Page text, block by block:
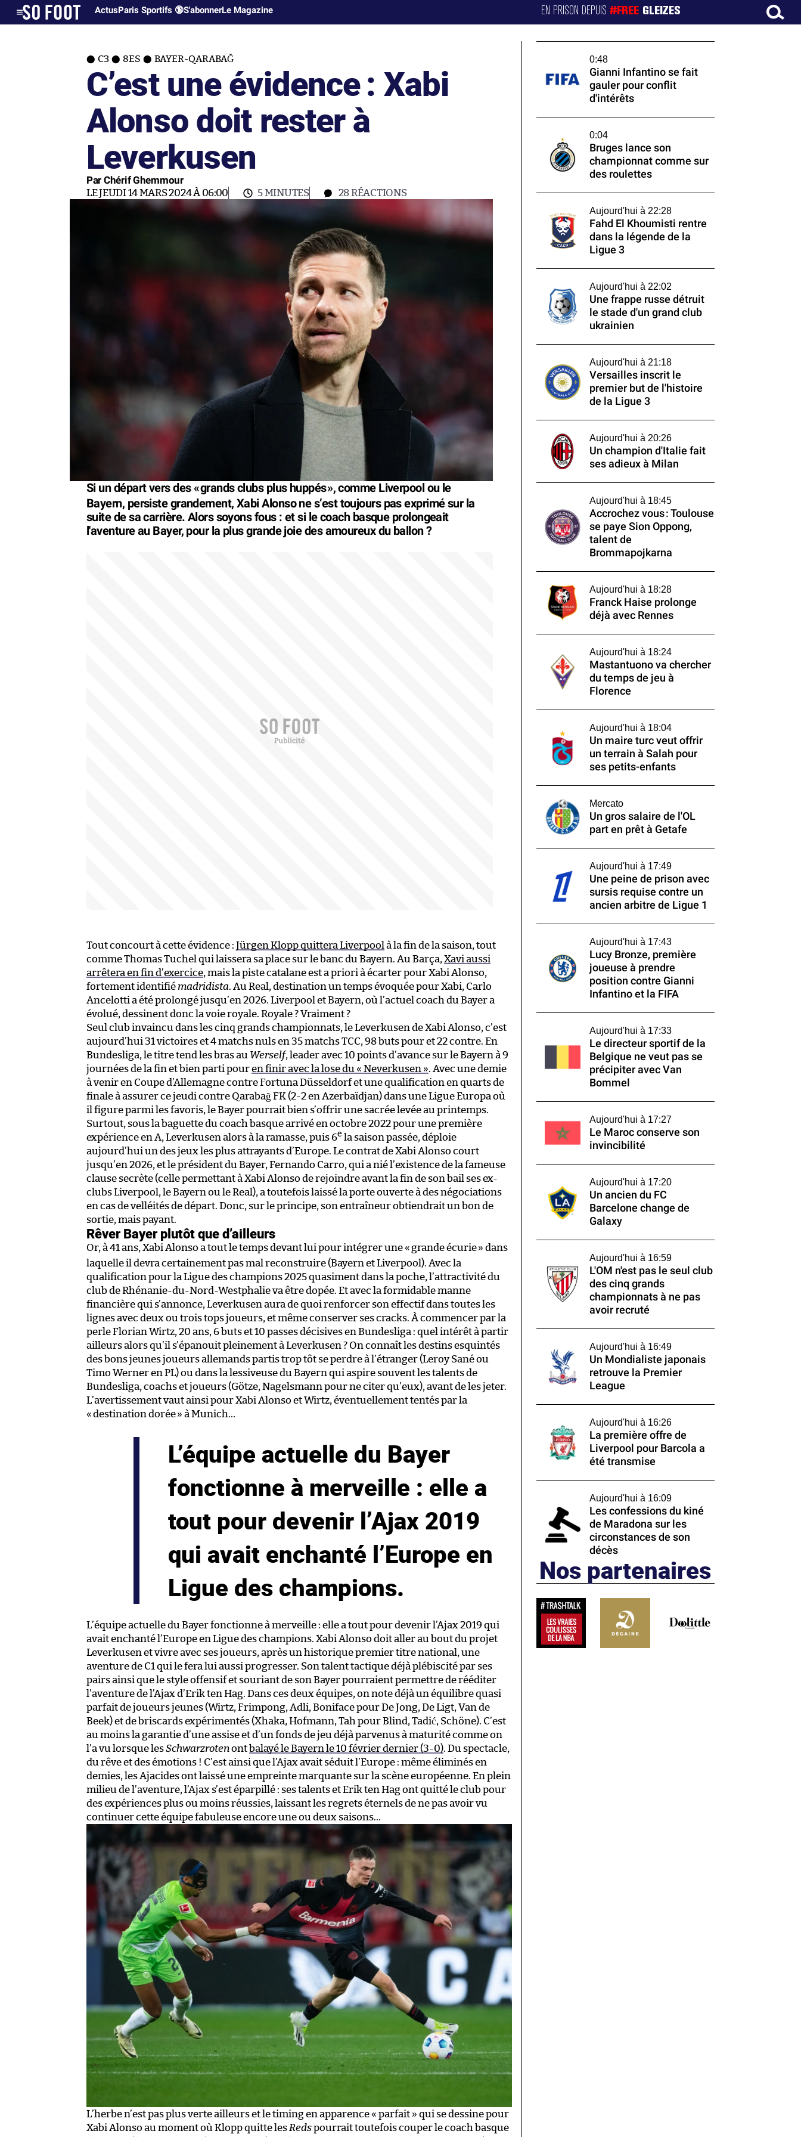
ActusParis Sportifs 🔞S'abonnerLe Magazine EN PRISON DEPUIS#FREE GLEIZES
C3 8ES BAYER-QARABAĞ
C’est une évidence : Xabi
Alonso doit rester à
Leverkusen
Par Chérif Ghemmour
LE JEUDI 14 MARS 2024 À 06:00 5 MINUTES 28RÉACTIONS
Si un départ vers des «grands clubs plus huppés», comme Liverpool ou le
Bayern, persiste grandement, Xabi Alonso ne s’est toujours pas exprimé sur la
suite de sa carrière. Alors soyons fous : et si le coach basque prolongeait
l'aventure au Bayer, pour la plus grande joie des amoureux du ballon ?
Tout concourt à cette évidence : Jürgen Klopp quittera Liverpool à la fin de la saison, tout
comme Thomas Tuchel qui laissera sa place sur le banc du Bayern. Au Barça, Xavi aussi
arrêtera en fin d’exercice, mais la piste catalane est a priori à écarter pour Xabi Alonso,
fortement identifié madridista. Au Real, destination un temps évoquée pour Xabi, Carlo
Ancelotti a été prolongé jusqu’en 2026. Liverpool et Bayern, où l’actuel coach du Bayer a
évolué, dessinent donc la voie royale. Royale ? Vraiment ?
Seul club invaincu dans les cinq grands championnats, le Leverkusen de Xabi Alonso, c’est
aujourd’hui 31 victoires et 4 matchs nuls en 35 matchs TCC, 98 buts pour et 22 contre. En
Bundesliga, le titre tend les bras au Werself, leader avec 10 points d’avance sur le Bayern à 9
journées de la fin et bien parti pouren finir avec la lose du « Neverkusen ». Avec une demie
à venir en Coupe d’Allemagne contre Fortuna Düsseldorf et une qualification en quarts de
finale à assurer ce jeudi contre Qarabağ FK (2-2 en Azerbaïdjan) dans une Ligue Europa où
il figure parmi les favoris, le Bayer pourrait bien s’offrir une sacrée levée au printemps.
Surtout, sous la baguette du coach basque arrivé en octobre 2022 pour une première
expérience en A, Leverkusen alors à la ramasse, puis 6e la saison passée, déploie
aujourd’hui un des jeux les plus attrayants d’Europe. Le contrat de Xabi Alonso court
jusqu’en 2026, et le président du Bayer, Fernando Carro, qui a nié l’existence de la fameuse
clause secrète (celle permettant à Xabi Alonso de rejoindre avant la fin de son bail ses ex-
clubs Liverpool, le Bayern ou le Real), a toutefois laissé la porte ouverte à des négociations
en cas de velléités de départ. Donc, sur le principe, son entraîneur obtiendrait un bon de
sortie, mais payant.
Rêver Bayer plutôt que d’ailleurs
Or, à 41 ans, Xabi Alonso a tout le temps devant lui pour intégrer une «grande écurie» dans
laquelle il devra certainement pas mal reconstruire (Bayern et Liverpool). Avec la
qualification pour la Ligue des champions 2025 quasiment dans la poche, l’attractivité du
club de Rhénanie-du-Nord-Westphalie va être dopée. Et avec la formidable manne
financière qui s’annonce, Leverkusen aura de quoi renforcer son effectif dans toutes les
lignes avec deux ou trois tops joueurs, et même conserver ses cracks. À commencer par la
perle Florian Wirtz, 20 ans, 6 buts et 10 passes décisives en Bundesliga : quel intérêt à partir
ailleurs alors qu’il s’épanouit pleinement à Leverkusen ? On connaît les destins esquintés
des bons jeunes joueurs allemands partis trop tôt se perdre à l’étranger (Leroy Sané ou
Timo Werner en PL) ou dans la lessiveuse du Bayern qui aspire souvent les talents de
Bundesliga, coachs et joueurs (Götze, Nagelsmann pour ne citer qu’eux), avant de les jeter.
L’avertissement vaut ainsi pour Xabi Alonso et Wirtz, éventuellement tentés par la
«destination dorée» à Munich…
L’équipe actuelle du Bayer
fonctionne à merveille : elle a
tout pour devenir l’Ajax 2019
qui avait enchanté l’Europe en
Ligue des champions.
L’équipe actuelle du Bayer fonctionne à merveille : elle a tout pour devenir l’Ajax 2019 qui
avait enchanté l’Europe en Ligue des champions. Xabi Alonso doit aller au bout du projet
Leverkusen et vivre avec ses joueurs, après un historique premier titre national, une
aventure de C1 qui le fera lui aussi progresser. Son talent tactique déjà plébiscité par ses
pairs ainsi que le style offensif et souriant de son Bayer pourraient permettre de rééditer
l’aventure de l’Ajax d’Erik ten Hag. Dans ces deux équipes, on note déjà un équilibre quasi
parfait de joueurs jeunes (Wirtz, Frimpong, Adli, Boniface pour De Jong, De Ligt, Van de
Beek) et de briscards expérimentés (Xhaka, Hofmann, Tah pour Blind, Tadić, Schöne). C’est
au moins la garantie d’une assise et d’un fonds de jeu déjà parvenus à maturité comme on
l’a vu lorsque lesSchwarzrotenontbalayé le Bayern le 10 février dernier (3-0). Du spectacle,
du rêve et des émotions ! C’est ainsi que l’Ajax avait séduit l’Europe : même éliminés en
demies, les Ajacides ont laissé une empreinte marquante sur la scène européenne. En plein
milieu de l’aventure, l’Ajax s’est éparpillé : ses talents et Erik ten Hag ont quitté le club pour
des expériences plus ou moins réussies, laissant les regrets éternels de ne pas avoir vu
continuer cette équipe fabuleuse encore une ou deux saisons…
L’herbe n’est pas plus verte ailleurs et le timing en apparence « parfait » qui se dessine pour
Xabi Alonso au moment où Klopp quitte les Redspourrait toutefois couper le coach basque
0:48
Gianni Infantino se fait
gauler pour conflit
d'intérêts
0:04
Bruges lance son
championnat comme sur
des roulettes
Aujourd'hui à 22:28
Fahd El Khoumisti rentre
dans la légende de la
Ligue 3
Aujourd'hui à 22:02
Une frappe russe détruit
le stade d'un grand club
ukrainien
Aujourd'hui à 21:18
Versailles inscrit le
premier but de l'histoire
de la Ligue 3
Aujourd'hui à 20:26
Un champion d'Italie fait
ses adieux à Milan
Aujourd'hui à 18:45
Accrochez vous : Toulouse
se paye Sion Oppong,
talent de
Brommapojkarna
Aujourd'hui à 18:28
Franck Haise prolonge
déjà avec Rennes
Aujourd'hui à 18:24
Mastantuono va chercher
du temps de jeu à
Florence
Aujourd'hui à 18:04
Un maire turc veut offrir
un terrain à Salah pour
ses petits-enfants
Mercato
Un gros salaire de l'OL
part en prêt à Getafe
Aujourd'hui à 17:49
Une peine de prison avec
sursis requise contre un
ancien arbitre de Ligue 1
Aujourd'hui à 17:43
Lucy Bronze, première
joueuse à prendre
position contre Gianni
Infantino et la FIFA
Aujourd'hui à 17:33
Le directeur sportif de la
Belgique ne veut pas se
précipiter avec Van
Bommel
Aujourd'hui à 17:27
Le Maroc conserve son
invincibilité
Aujourd'hui à 17:20
Un ancien du FC
Barcelone change de
Galaxy
Aujourd'hui à 16:59
L'OM n'est pas le seul club
des cinq grands
championnats à ne pas
avoir recruté
Aujourd'hui à 16:49
Un Mondialiste japonais
retrouve la Premier
League
Aujourd'hui à 16:26
La première offre de
Liverpool pour Barcola a
été transmise
Aujourd'hui à 16:09
Les confessions du kiné
de Maradona sur les
circonstances de son
décès
Nos partenaires